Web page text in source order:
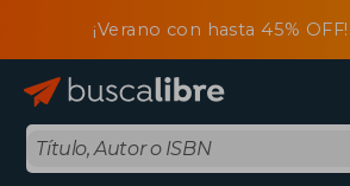
¡Verano con hasta 45% OFF!